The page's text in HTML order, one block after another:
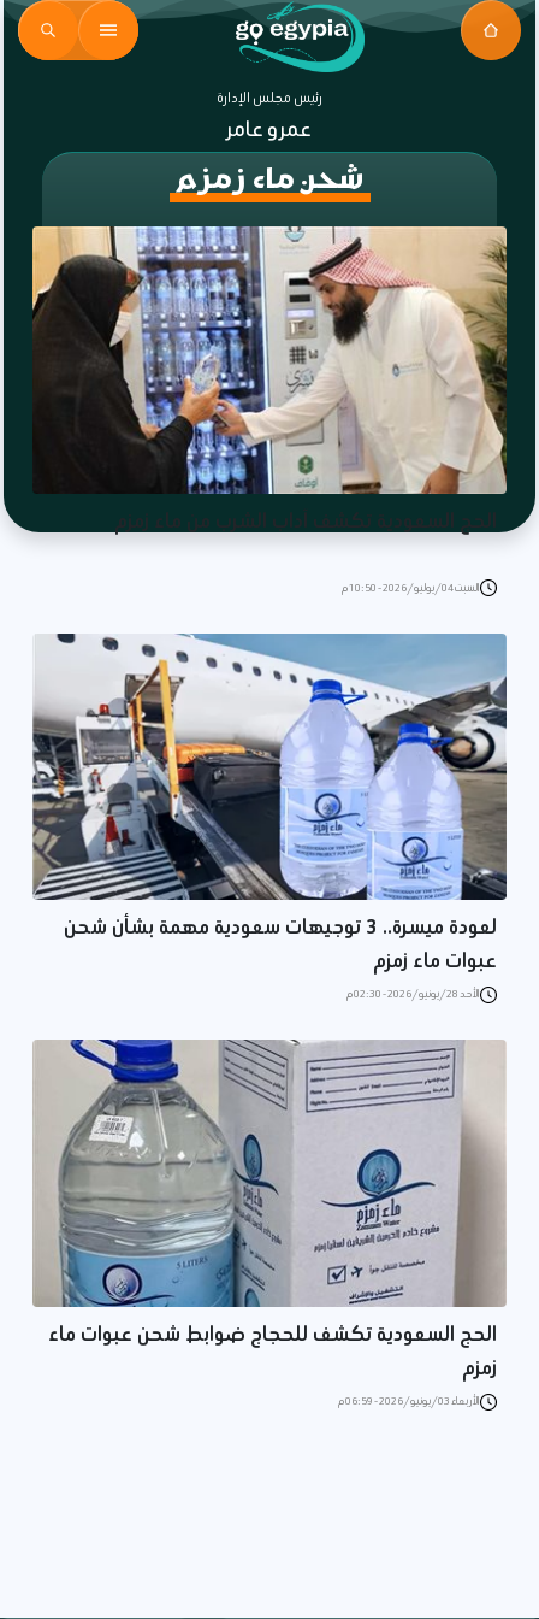
رئيس مجلس الإدارة
عمرو عامر
شحن ماء زمزم
الحج السعودية تكشف آداب الشرب من ماء زمزم
السبت 04/يوليو/2026 - 10:50 م
لعودة ميسرة.. 3 توجيهات سعودية مهمة بشأن شحن
عبوات ماء زمزم
الأحد 28/يونيو/2026 - 02:30 م
الحج السعودية تكشف للحجاج ضوابط شحن عبوات ماء
زمزم
الأربعاء 03/يونيو/2026 - 06:59 م